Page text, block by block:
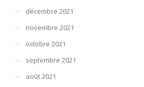
décembre 2021
novembre 2021
octobre 2021
septembre 2021
août 2021